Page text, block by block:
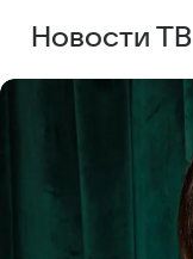
Новости ТВ